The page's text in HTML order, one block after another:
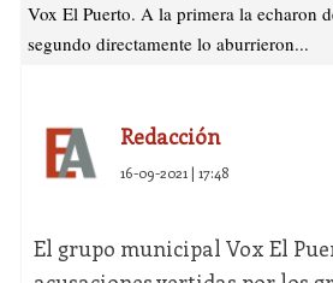
Vox El Puerto. A la primera la echaron
segundo directamente lo aburrieron...
Redacción
16-09-2021 | 17:48
El grupo municipal Vox El